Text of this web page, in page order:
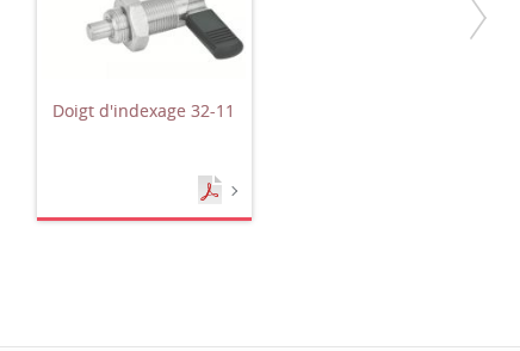
Doigt d'indexage 32-11